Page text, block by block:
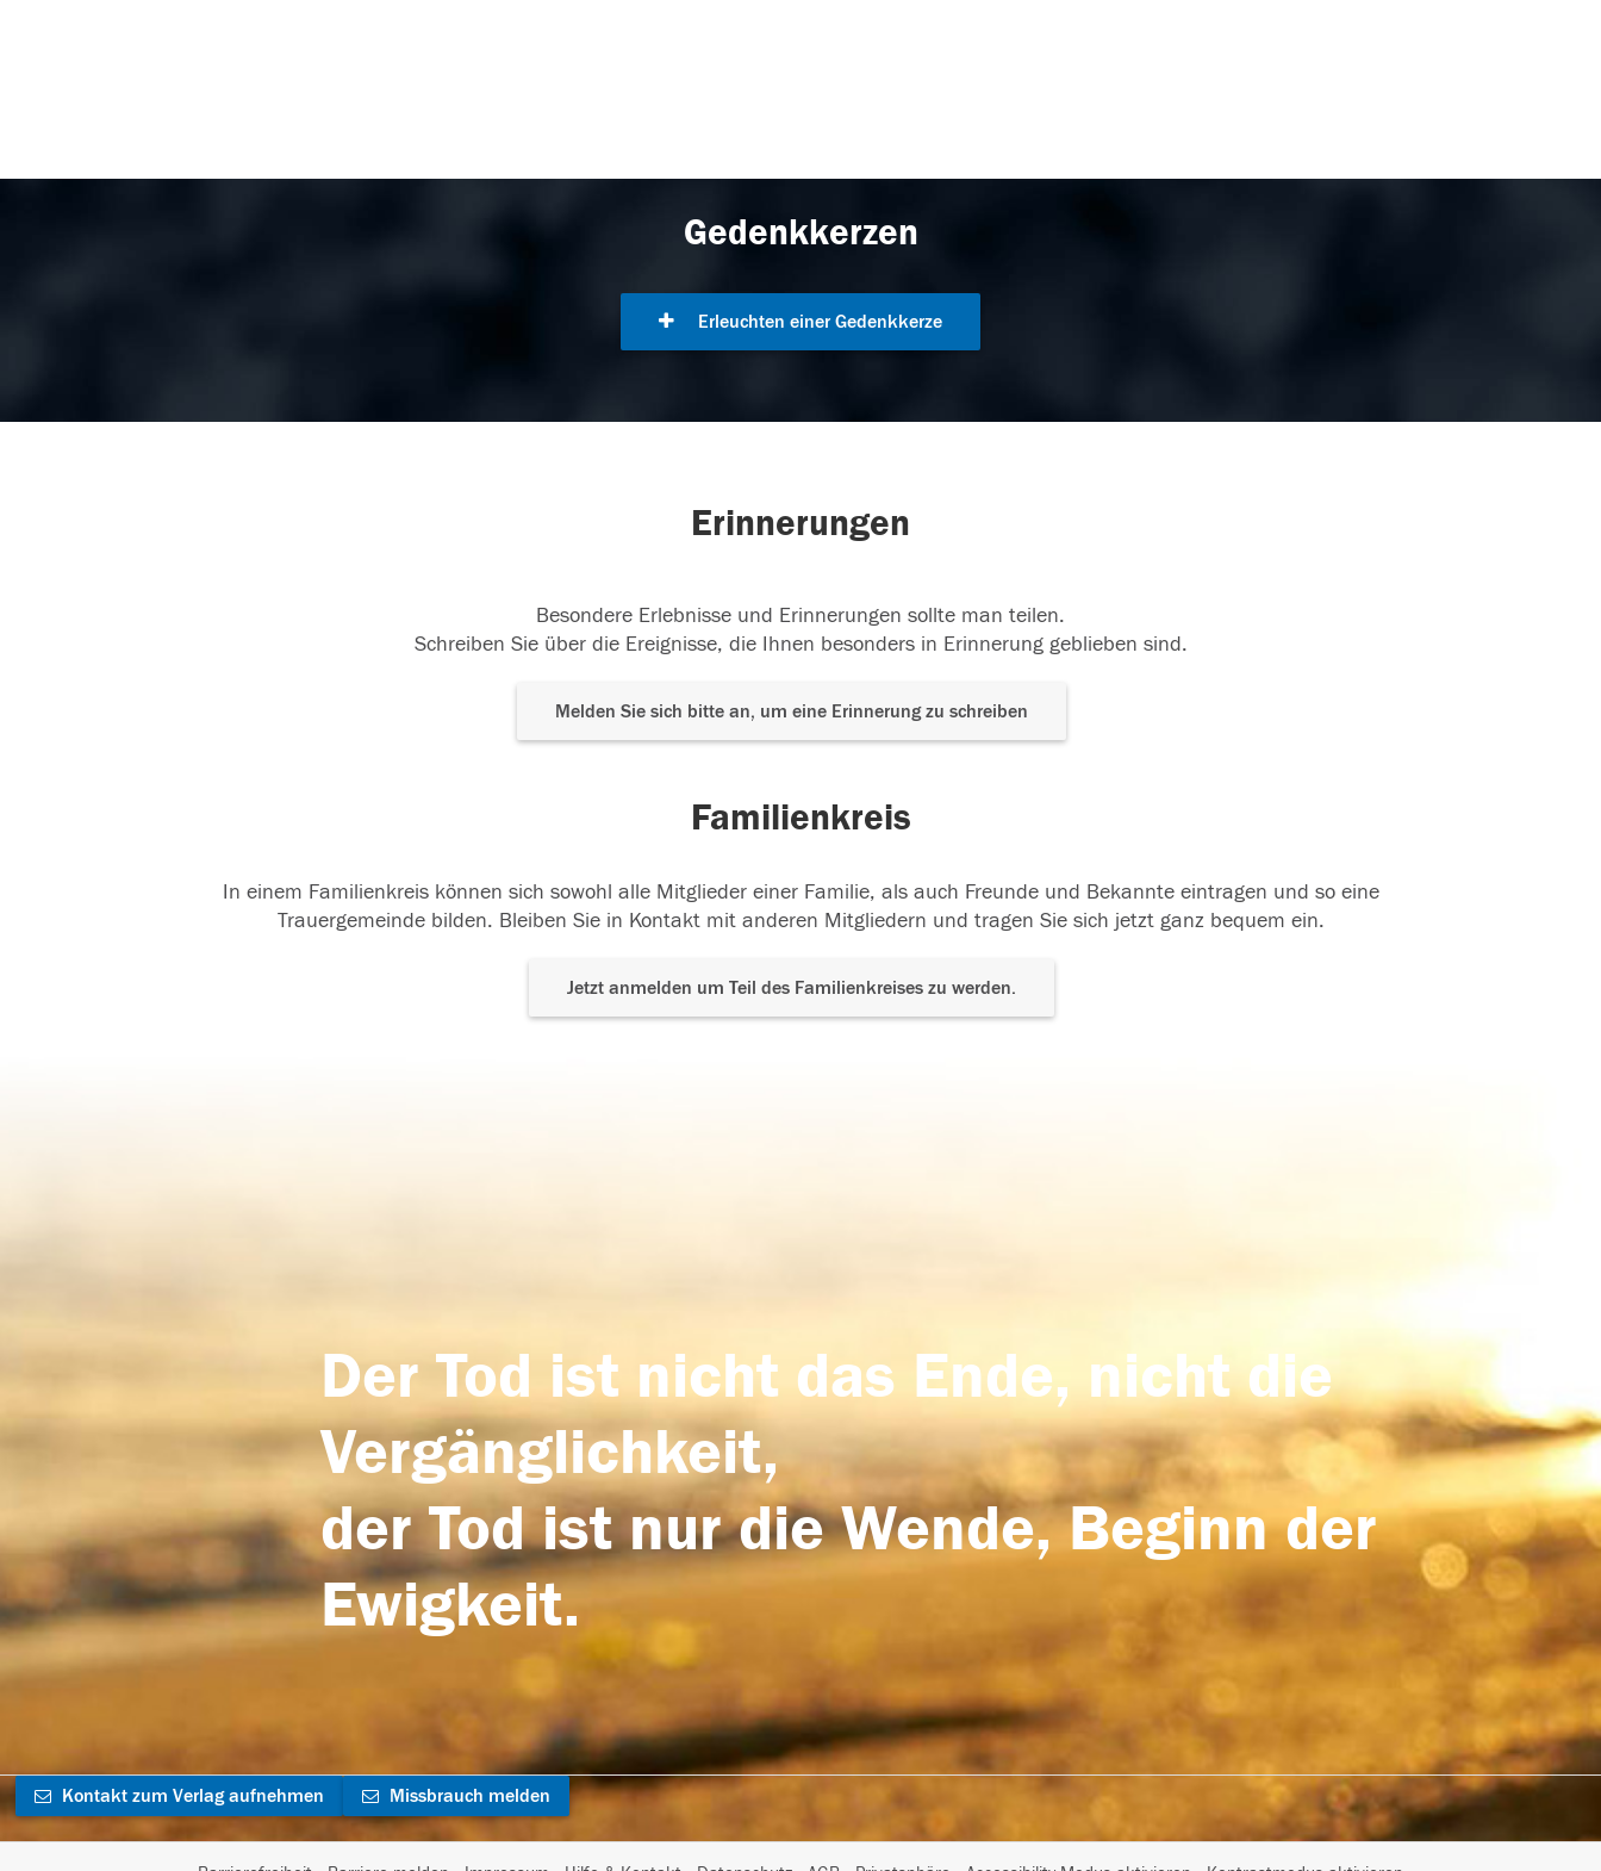
Gedenkkerzen
Erleuchten einer Gedenkkerze
Erinnerungen
Besondere Erlebnisse und Erinnerungen sollte man teilen.
Schreiben Sie über die Ereignisse, die Ihnen besonders in Erinnerung geblieben sind.
Melden Sie sich bitte an, um eine Erinnerung zu schreiben
Familienkreis
In einem Familienkreis können sich sowohl alle Mitglieder einer Familie, als auch Freunde und Bekannte eintragen und so eine
Trauergemeinde bilden. Bleiben Sie in Kontakt mit anderen Mitgliedern und tragen Sie sich jetzt ganz bequem ein.
Jetzt anmelden um Teil des Familienkreises zu werden.
Der Tod ist nicht das Ende, nicht die
Vergänglichkeit,
der Tod ist nur die Wende, Beginn der
Ewigkeit.
Kontakt zum Verlag aufnehmen Missbrauch melden